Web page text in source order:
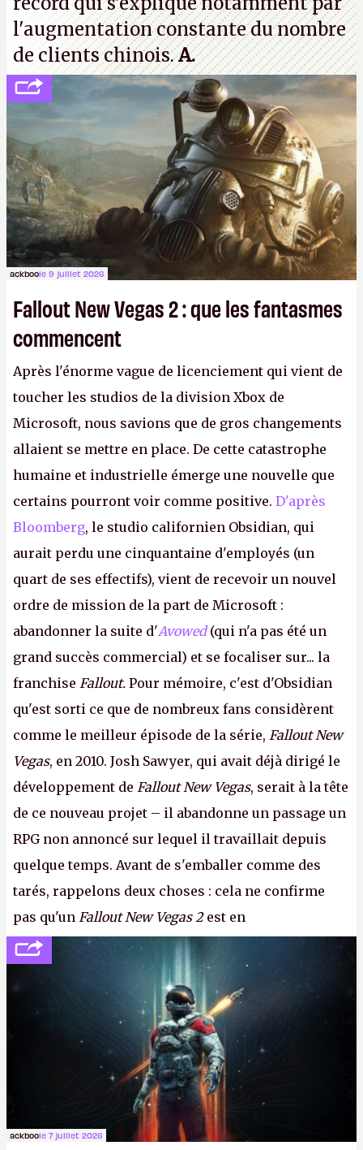
l'augmentation constante du nombre
de clients chinois.A.
ackboole 9 juillet 2026
Fallout New Vegas 2 : que les fantasmes
commencent
Après l'énorme vague de licenciement qui vient de
toucher les studios de la division Xbox de
Microsoft, nous savions que de gros changements
allaient se mettre en place. De cette catastrophe
humaine et industrielle émerge une nouvelle que
certains pourront voir comme positive. D'après
Bloomberg, le studio californien Obsidian, qui
aurait perdu une cinquantaine d'employés (un
quart de ses effectifs), vient de recevoir un nouvel
ordre de mission de la part de Microsoft :
abandonner la suite d'Avowed(qui n'a pas été un
grand succès commercial) et se focaliser sur... la
franchise Fallout. Pour mémoire, c'est d'Obsidian
qu'est sorti ce que de nombreux fans considèrent
comme le meilleur épisode de la série, Fallout New
Vegas, en 2010. Josh Sawyer, qui avait déjà dirigé le
développement de Fallout New Vegas, serait à la tête
de ce nouveau projet – il abandonne un passage un
RPG non annoncé sur lequel il travaillait depuis
quelque temps. Avant de s'emballer comme des
tarés, rappelons deux choses : cela ne confirme
pas qu'un Fallout New Vegas 2est en
développement (pour ce que l'on sait, ils bossent
peut-être sur
Fallout Football ou
Fallout vs. Les
Lapins Crétins) et l'Obsidian d'aujourd'hui n'est plus
le même studio qu'il y a 15 ans. Mais bon, OK, on
peut commencer à fantasmer.A.
ackboole 7 juillet 2026